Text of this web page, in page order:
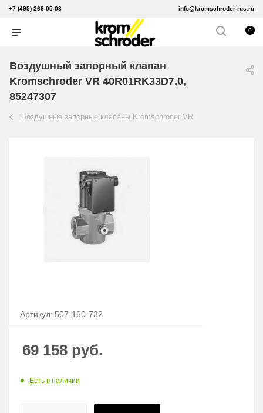
+7 (495) 268-05-03 info@kromschroder-rus.ru
0
Воздушный запорный клапан
Kromschroder VR 40R01RK33D7,0,
85247307
Воздушные запорные клапаны Kromschroder VR
Артикул: 507-160-732
69 158 руб.
Есть в наличии